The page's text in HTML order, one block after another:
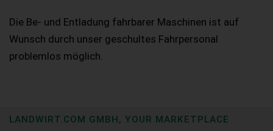
Die Be- und Entladung fahrbarer Maschinen ist auf
Wunsch durch unser geschultes Fahrpersonal
problemlos möglich.
LANDWIRT.COM GMBH, YOUR MARKETPLACE